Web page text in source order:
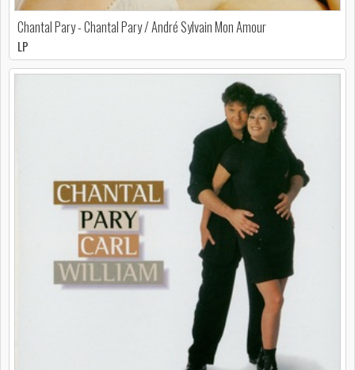
Chantal Pary - Chantal Pary / André Sylvain Mon Amour
LP